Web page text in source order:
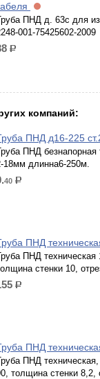
ПНД д. 63с для
001-75425602-2009
р.
компаний:
ПНД д16-225
ПНД безнапорная
18мм длинна6-250м.
40 р.
ПНД
ПНД техническая
стенки 10,
р.
ПНД
ПНД
толщина стенки 8,2,